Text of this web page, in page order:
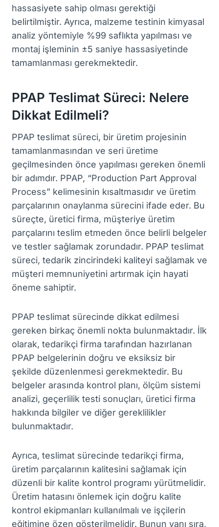
hassasiyete sahip olması gerektiği
belirtilmiştir. Ayrıca, malzeme testinin kimyasal
analiz yöntemiyle %99 saflıkta yapılması ve
montaj işleminin ±5 saniye hassasiyetinde
tamamlanması gerekmektedir.
PPAP Teslimat Süreci: Nelere
Dikkat Edilmeli?
PPAP teslimat süreci, bir üretim projesinin
tamamlanmasından ve seri üretime
geçilmesinden önce yapılması gereken önemli
bir adımdır. PPAP, “Production Part Approval
Process” kelimesinin kısaltmasıdır ve üretim
parçalarının onaylanma sürecini ifade eder. Bu
süreçte, üretici firma, müşteriye üretim
parçalarını teslim etmeden önce belirli belgeler
ve testler sağlamak zorundadır. PPAP teslimat
süreci, tedarik zincirindeki kaliteyi sağlamak ve
müşteri memnuniyetini artırmak için hayati
öneme sahiptir.
PPAP teslimat sürecinde dikkat edilmesi
gereken birkaç önemli nokta bulunmaktadır. İlk
olarak, tedarikçi firma tarafından hazırlanan
PPAP belgelerinin doğru ve eksiksiz bir
şekilde düzenlenmesi gerekmektedir. Bu
belgeler arasında kontrol planı, ölçüm sistemi
analizi, geçerlilik testi sonuçları, üretici firma
hakkında bilgiler ve diğer gereklilikler
bulunmaktadır.
Ayrıca, teslimat sürecinde tedarikçi firma,
üretim parçalarının kalitesini sağlamak için
düzenli bir kalite kontrol programı yürütmelidir.
Üretim hatasını önlemek için doğru kalite
kontrol ekipmanları kullanılmalı ve işçilerin
eğitimine özen gösterilmelidir. Bunun yanı sıra,